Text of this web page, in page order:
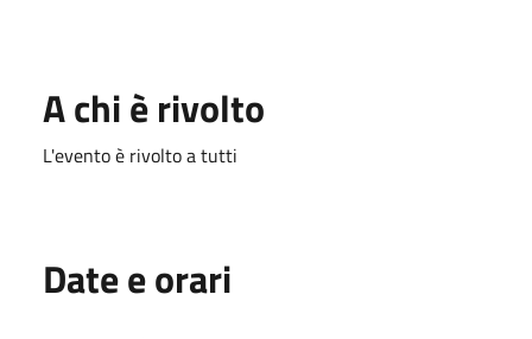
A chi è rivolto
L'evento è rivolto a tutti
Date e orari